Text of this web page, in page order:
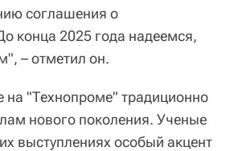
соглашения о
конца 2025 года надеемся,
– отметил он.
на "Технопроме" традиционно
нового поколения. Ученые
выступлениях особый акцент